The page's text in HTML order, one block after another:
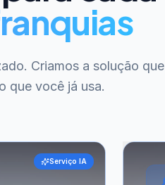
Criamos a solução que
que você já usa.
Serviço IA